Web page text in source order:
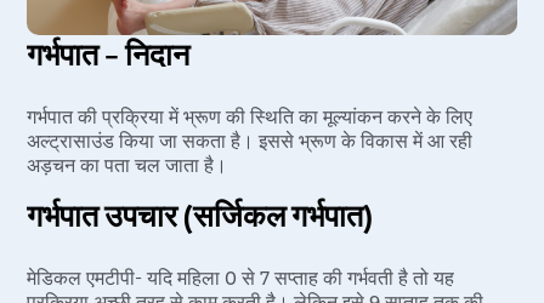
गर्भपात – निदान
गर्भपात की प्रक्रिया में भ्रूण की स्थिति का मूल्यांकन करने के लिए
अल्ट्रासाउंड किया जा सकता है। इससे भ्रूण के विकास में आ रही
अड़चन का पता चल जाता है।
गर्भपात उपचार (सर्जिकल गर्भपात)
मेडिकल एमटीपी- यदि महिला 0 से 7 सप्ताह की गर्भवती है तो यह